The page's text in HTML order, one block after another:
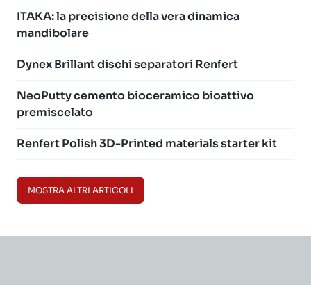
ITAKA: la precisione della vera dinamica
mandibolare
Dynex Brillant dischi separatori Renfert
NeoPutty cemento bioceramico bioattivo
premiscelato
Renfert Polish 3D-Printed materials starter kit
MOSTRA ALTRI ARTICOLI